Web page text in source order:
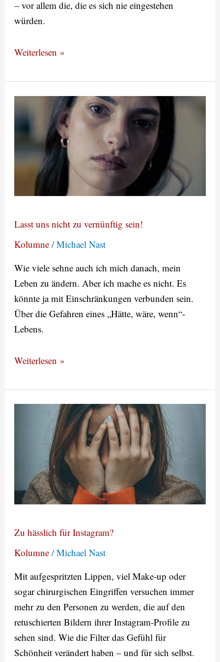
– vor allem die, die es sich nie eingestehen
würden.
Weiterlesen »
Lasst uns nicht zu vernünftig sein!
Kolumne /Michael Nast
Wie viele sehne auch ich mich danach, mein
Leben zu ändern. Aber ich mache es nicht. Es
könnte ja mit Einschränkungen verbunden sein.
Über die Gefahren eines „Hätte, wäre, wenn“-
Lebens.
Lasst
uns
nicht
zu
vernünftig
Weiterlesen »
Zu hässlich für Instagram?
Kolumne /Michael Nast
Mit aufgespritzten Lippen, viel Make-up oder
sogar chirurgischen Eingriffen versuchen immer
mehr zu den Personen zu werden, die auf den
retuschierten Bildern ihrer Instagram-Profile zu
sehen sind. Wie die Filter das Gefühl für
Schönheit verändert haben – und für sich selbst.
Instagram?